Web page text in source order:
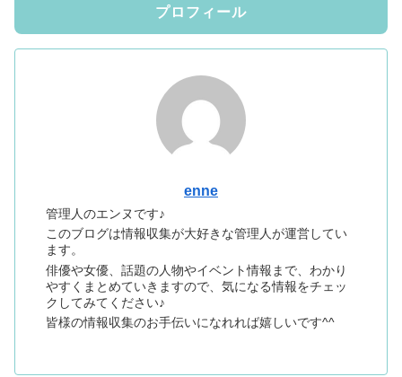
プロフィール
enne
管理人のエンヌです♪
このブログは情報収集が大好きな管理人が運営してい
ます。
俳優や女優、話題の人物やイベント情報まで、わかり
やすくまとめていきますので、気になる情報をチェッ
クしてみてください♪
皆様の情報収集のお手伝いになれれば嬉しいです^^